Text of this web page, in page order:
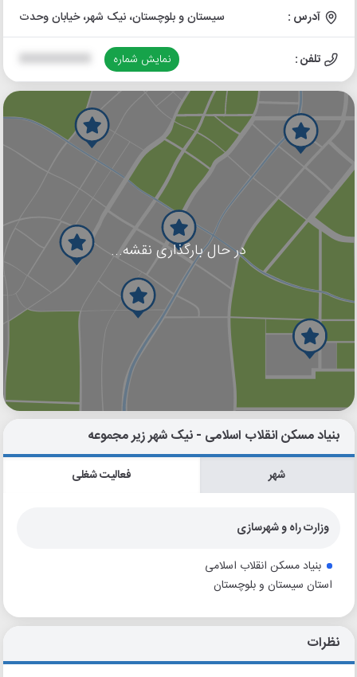
آدرس : سیستان و بلوچستان، نیک شهر، خیابان وحدت
تلفن : نمایش شماره
در حال بارگذاری نقشه...
گوگل
بنیاد مسکن انقلاب اسلامی - نیک شهر زیر مجموعه
شهر فعالیت شغلی
وزارت راه و شهرسازی
بنیاد مسکن انقلاب اسلامی
استان سیستان و بلوچستان
نظرات